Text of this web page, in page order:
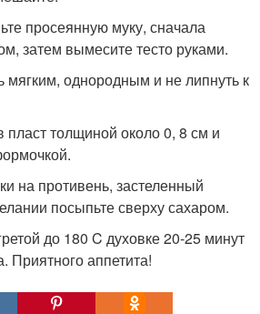
просеянную муку, сначала
затем вымесите тесто руками.
мягким, однородным и не липнуть к
пласт толщиной около 0, 8 см и
на противень, застеленный
посыпьте сверху сахаром.
до 180 C духовке 20-25 минут
Приятного аппетита!